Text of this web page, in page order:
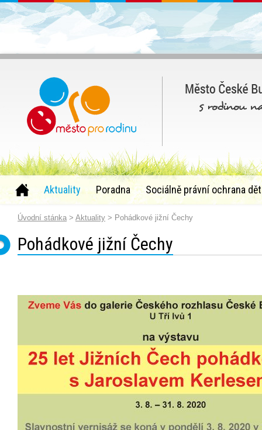
Aktuality Poradna Sociálně právní ochrana
Úvodní stánka > Aktuality > Pohádkové jižní Čechy
Pohádkové jižní Čechy